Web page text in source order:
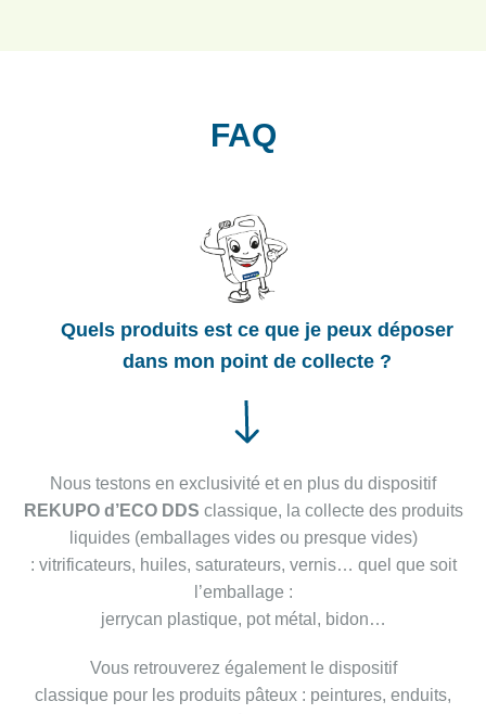
FAQ
Quels produits est ce que je peux déposer
dans mon point de collecte ?​
Nous testons en exclusivité et en plus du dispositif
REKUPO d’ECO DDS classique, la collecte des produits
liquides (emballages vides ou presque vides)
: vitrificateurs, huiles, saturateurs, vernis… quel que soit
l’emballage :
jerrycan plastique, pot métal, bidon…
Vous retrouverez également le dispositif
classique pour les produits pâteux : peintures, enduits,